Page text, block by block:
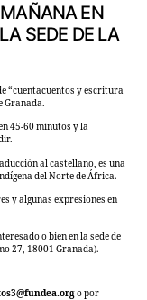
EN
SEDE DE LA
“cuentacuentos y escritura
Granada.
45-60 minutos y la
al castellano, es una
del Norte de África.
y algunas expresiones en
o bien en la sede de
27, 18001 Granada).
o por